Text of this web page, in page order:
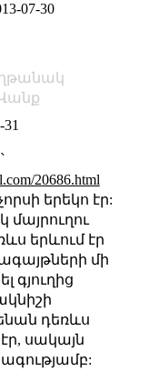
07-30
20686.html
երեկո էր:
երևում էր
մի
գյուղից
դեռևս
սակայն